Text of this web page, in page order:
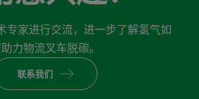
专家进行交流，进一步了解氢气如
力物流叉车脱碳。
联系我们